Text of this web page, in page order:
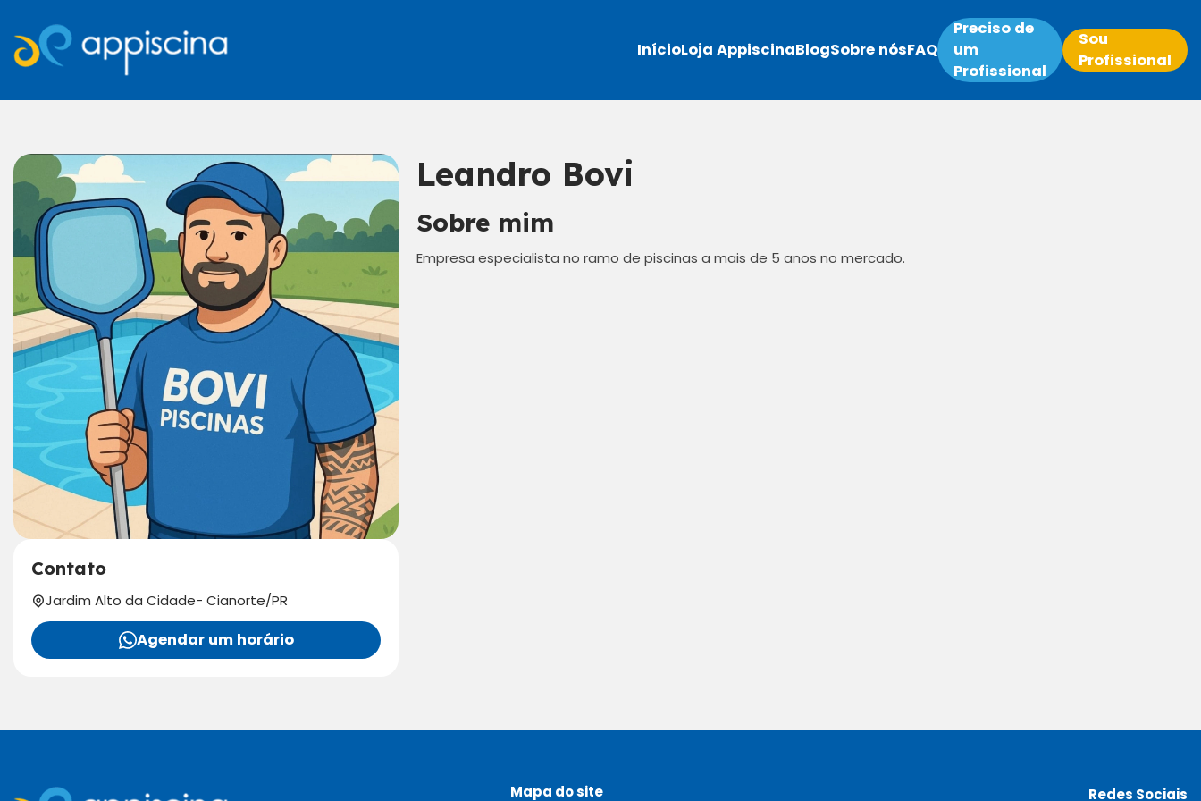
InícioLoja AppiscinaBlogSobre nósFAQ
Preciso de
um
Profissional
Sou
Profissional
Contato
Jardim Alto da Cidade- Cianorte/PR
Agendar um horário
Leandro Bovi
Sobre mim
Empresa especialista no ramo de piscinas a mais de 5 anos no mercado.
Mapa do site Redes Sociais